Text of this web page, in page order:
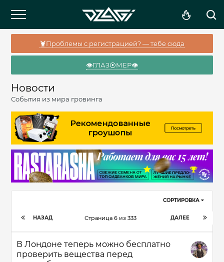
🦞Проблемы с регистрацией? — тебе сюда
👁️ГЛАЗ⦿МЕР👁️
Новости
События из мира гровинга
СОРТИРОВКА
НАЗАД ДАЛЕЕ
Страница 6 из 333
В Лондоне теперь можно бесплатно
проверить вещества перед